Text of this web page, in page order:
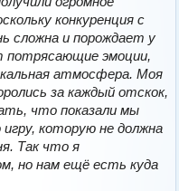
конкуренция с
сложна и порождает у
потрясающие эмоции,
атмосфера. Моя
за каждый отскок,
что показали мы
которую не должна
Так что я
но нам ещё есть куда